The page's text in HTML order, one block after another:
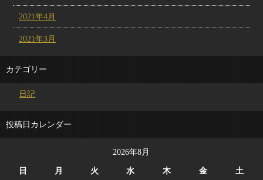
2021年4月
2021年3月
カテゴリー
日記
投稿日カレンダー
2026年8月
日 月 火 水 木 金 土